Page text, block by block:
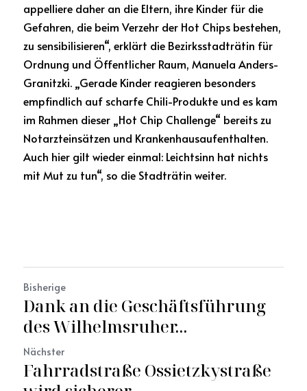
appelliere daher an die Eltern, ihre Kinder für die
Gefahren, die beim Verzehr der Hot Chips bestehen,
zu sensibilisieren“, erklärt die Bezirksstadträtin für
Ordnung und Öffentlicher Raum, Manuela Anders-
Granitzki. „Gerade Kinder reagieren besonders
empfindlich auf scharfe Chili-Produkte und es kam
im Rahmen dieser „Hot Chip Challenge“ bereits zu
Notarzteinsätzen und Krankenhausaufenthalten.
Auch hier gilt wieder einmal: Leichtsinn hat nichts
mit Mut zu tun“, so die Stadträtin weiter.
Bisherige
Dank an die Geschäftsführung
des Wilhelmsruher...
Nächster
Fahrradstraße Ossietzkystraße